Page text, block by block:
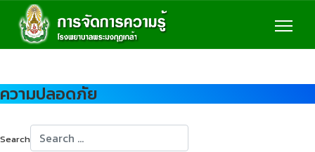
ความปลอดภัย
Search